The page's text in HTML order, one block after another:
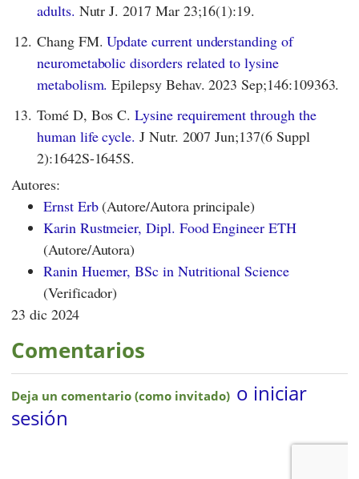
adults. Nutr J. 2017 Mar 23;16(1):19.
12. Chang FM.Update current understanding of
neurometabolic disorders related to lysine
metabolism. Epilepsy Behav. 2023 Sep;146:109363.
13. Tomé D, Bos C.Lysine requirement through the
human life cycle. J Nutr. 2007 Jun;137(6 Suppl
2):1642S-1645S.
Autores:
Ernst Erb(Autore/Autora principale)
Karin Rustmeier, Dipl. Food Engineer ETH
(Autore/Autora)
Ranin Huemer, BSc in Nutritional Science
(Verificador)
23 dic 2024
Comentarios